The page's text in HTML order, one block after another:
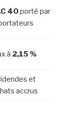
40porté par
à 2,15 %
et
accrus